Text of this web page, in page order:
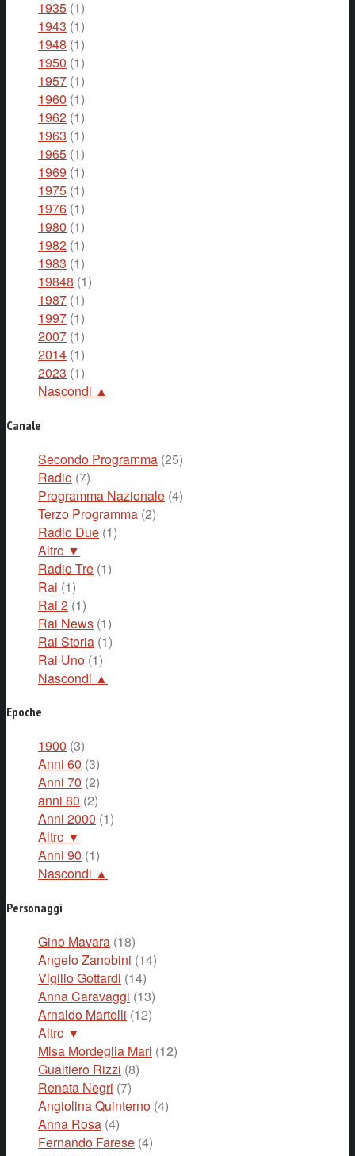
1935 (1)
1943 (1)
1948 (1)
1950 (1)
1957 (1)
1960 (1)
1962 (1)
1963 (1)
1965 (1)
1969 (1)
1975 (1)
1976 (1)
1980 (1)
1982 (1)
1983 (1)
19848 (1)
1987 (1)
1997 (1)
2007 (1)
2014 (1)
2023 (1)
Nascondi ▲
Canale
Secondo Programma (25)
Radio (7)
Programma Nazionale (4)
Terzo Programma (2)
Radio Due (1)
Altro ▼
Radio Tre (1)
Rai (1)
Rai 2 (1)
Rai News (1)
Rai Storia (1)
Rai Uno (1)
Nascondi ▲
Epoche
1900 (3)
Anni 60 (3)
Anni 70 (2)
anni 80 (2)
Anni 2000 (1)
Altro ▼
Anni 90 (1)
Nascondi ▲
Personaggi
Gino Mavara (18)
Angelo Zanobini (14)
Vigilio Gottardi (14)
Anna Caravaggi (13)
Arnaldo Martelli (12)
Altro ▼
Misa Mordeglia Mari (12)
Gualtiero Rizzi (8)
Renata Negri (7)
Angiolina Quinterno (4)
Anna Rosa (4)
Fernando Farese (4)